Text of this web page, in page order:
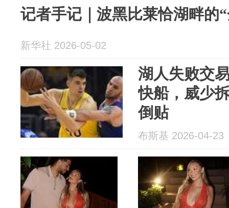
记者手记｜波黑比莱恰湖畔的
新华社 2026-05-02
湖人失败交
快船，威少
倒贴
布斯基 2026-04-23